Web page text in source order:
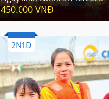
450.000 VNĐ
2N1Đ